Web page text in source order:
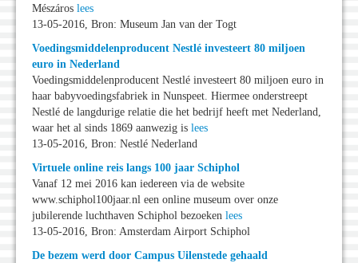
Mészáros lees
13-05-2016, Bron: Museum Jan van der Togt
Voedingsmiddelenproducent Nestlé investeert 80 miljoen
euro in Nederland
Voedingsmiddelenproducent Nestlé investeert 80 miljoen euro in
haar babyvoedingsfabriek in Nunspeet. Hiermee onderstreept
Nestlé de langdurige relatie die het bedrijf heeft met Nederland,
waar het al sinds 1869 aanwezig is lees
13-05-2016, Bron: Nestlé Nederland
Virtuele online reis langs 100 jaar Schiphol
Vanaf 12 mei 2016 kan iedereen via de website
www.schiphol100jaar.nl een online museum over onze
jubilerende luchthaven Schiphol bezoeken lees
13-05-2016, Bron: Amsterdam Airport Schiphol
De bezem werd door Campus Uilenstede gehaald